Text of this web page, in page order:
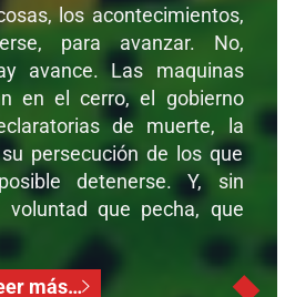
los acontecimientos,
para avanzar. No,
avance. Las maquinas
en el cerro, el gobierno
de muerte, la
persecución de los que
detenerse. Y, sin
voluntad que pecha, que
más…